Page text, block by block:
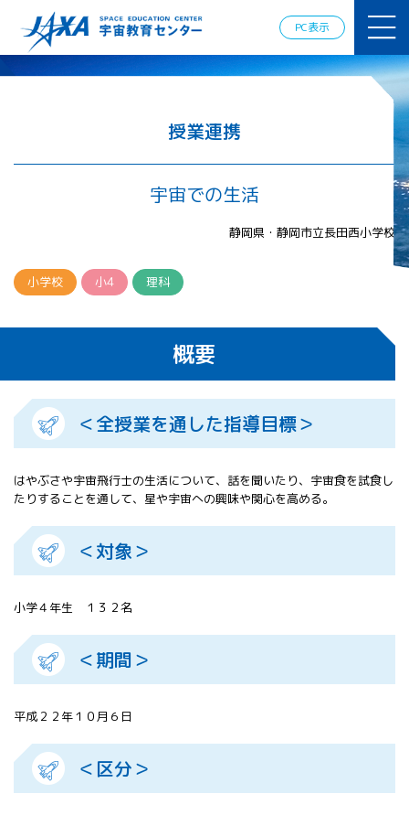
PC表示
ミー
ロスペース
情報の発
信
宇宙を活用
した教育実
践例
体験的学
習機会の
APRSAF（ア
ジア太平洋
地域宇宙機
関会議）宇
宙教育 for
All 分科会
APRSAF宇宙
分科会 年次
会合
APRSAFポス
ISEB学生派
授業連携
宇宙での生活
静岡県・静岡市立長田西小学校
小学校 小4 理科
概要
＜全授業を通した指導目標＞
はやぶさや宇宙飛行士の生活について、話を聞いたり、宇宙食を試食し
たりすることを通して、星や宇宙への興味や関心を高める。
＜対象＞
小学４年生 １３２名
＜期間＞
平成２２年１０月６日
＜区分＞